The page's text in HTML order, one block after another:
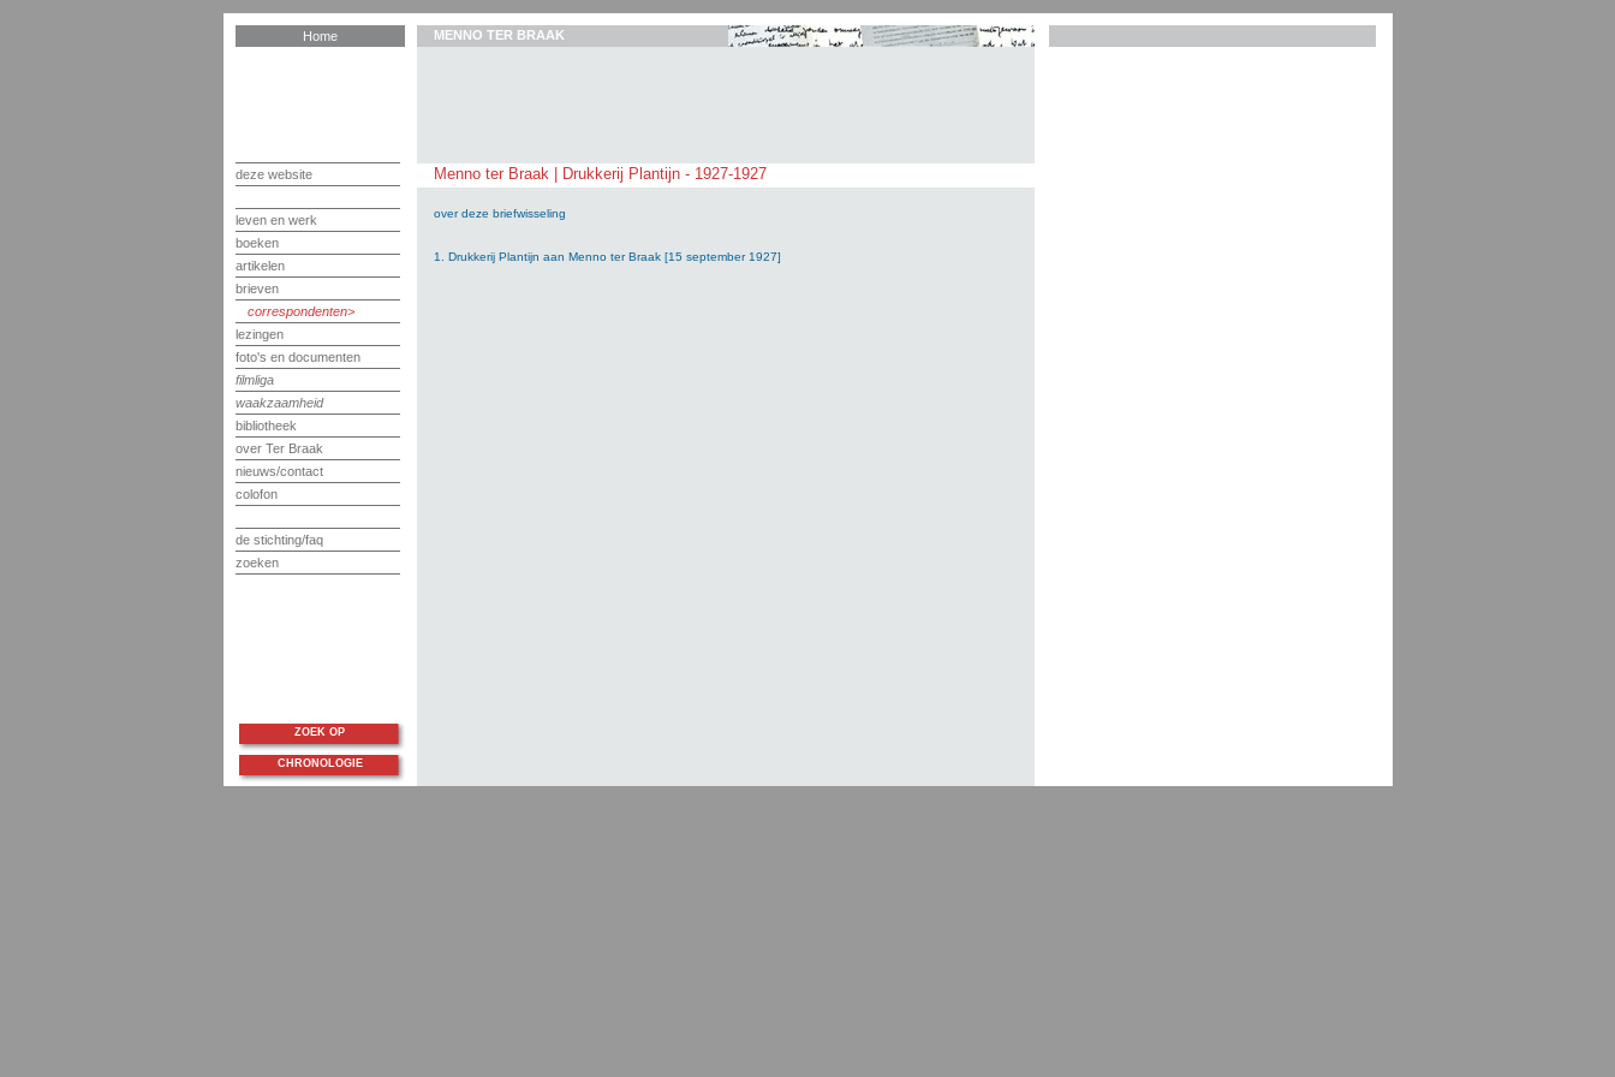
Home
deze website
leven en werk
boeken
artikelen
brieven
correspondenten
lezingen
foto's en documenten
filmliga
waakzaamheid
bibliotheek
over Ter Braak
nieuws/contact
colofon
de stichting/faq
zoeken
MENNO TER BRAAK
Menno ter Braak | Drukkerij Plantijn - 1927-1927
over deze briefwisseling
1. Drukkerij Plantijn aan Menno ter Braak [15 september 1927]
ZOEK OP
CHRONOLOGIE